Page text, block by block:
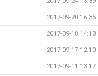
2017-09-20 16:35
2017-09-18 14:13
2017-09-17 12:10
2017-09-11 13:17